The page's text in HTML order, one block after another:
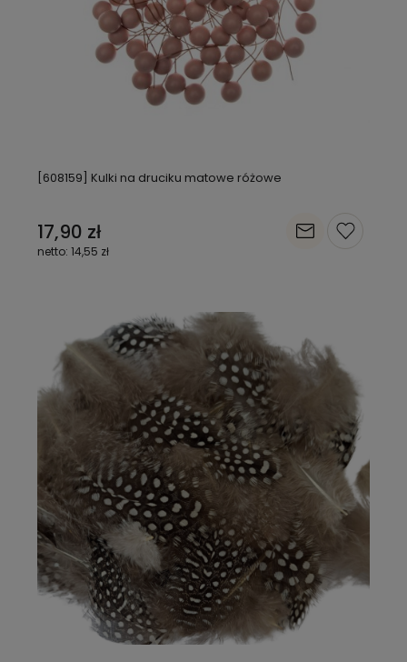
[608159] Kulki na druciku matowe różowe
17,90 zł
14,55 zł